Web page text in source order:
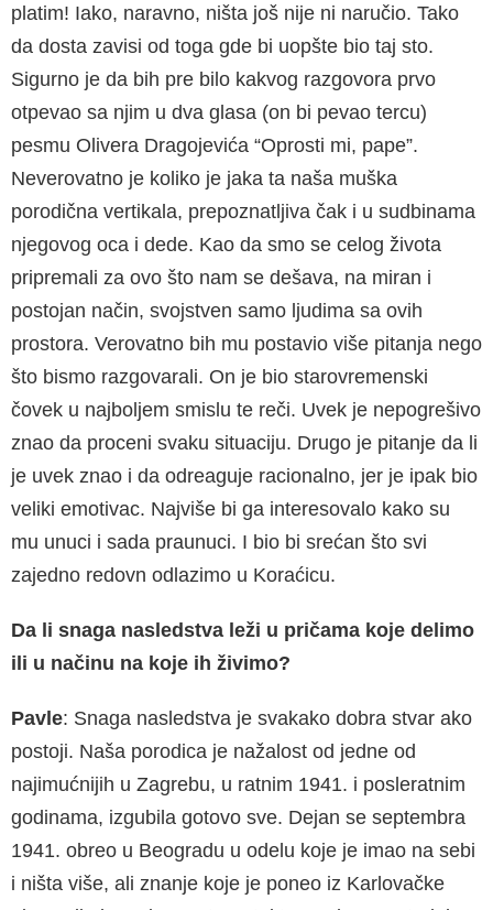
platim! Iako, naravno, ništa još nije ni naručio. Tako
da dosta zavisi od toga gde bi uopšte bio taj sto.
Sigurno je da bih pre bilo kakvog razgovora prvo
otpevao sa njim u dva glasa (on bi pevao tercu)
pesmu Olivera Dragojevića “Oprosti mi, pape”.
Neverovatno je koliko je jaka ta naša muška
porodična vertikala, prepoznatljiva čak i u sudbinama
njegovog oca i dede. Kao da smo se celog života
pripremali za ovo što nam se dešava, na miran i
postojan način, svojstven samo ljudima sa ovih
prostora. Verovatno bih mu postavio više pitanja nego
što bismo razgovarali. On je bio starovremenski
čovek u najboljem smislu te reči. Uvek je nepogrešivo
znao da proceni svaku situaciju. Drugo je pitanje da li
je uvek znao i da odreaguje racionalno, jer je ipak bio
veliki emotivac. Najviše bi ga interesovalo kako su
mu unuci i sada praunuci. I bio bi srećan što svi
zajedno redovn odlazimo u Koraćicu.
Da li snaga nasledstva leži u pričama koje delimo
ili u načinu na koje ih živimo?
Pavle: Snaga nasledstva je svakako dobra stvar ako
postoji. Naša porodica je nažalost od jedne od
najimućnijih u Zagrebu, u ratnim 1941. i posleratnim
godinama, izgubila gotovo sve. Dejan se septembra
1941. obreo u Beogradu u odelu koje je imao na sebi
i ništa više, ali znanje koje je poneo iz Karlovačke